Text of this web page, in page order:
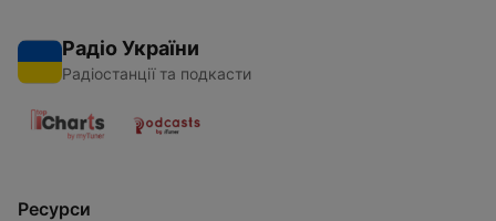
Радіо України
Радіостанції та подкасти
Ресурси